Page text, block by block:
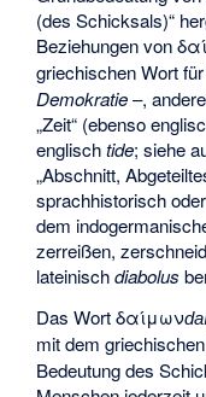
(des Schicksals)“
Beziehungen von
griechischen Wort
Demokratie–,
„Zeit“ (ebenso
englischtide; siehe
„Abschnitt,
sprachhistorisch
dem
zerreißen,
lateinischdiabolus
Das Wortδαίμων
mit dem
Bedeutung des